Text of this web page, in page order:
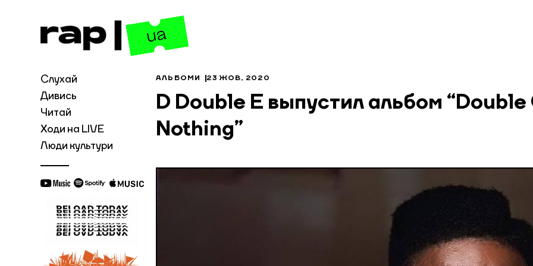
Слухай
Дивись
Читай
Ходи на LIVE
Люди культури
АЛЬБОМИ 23 ЖОВ, 2020
D Double E выпустил альбом “Double
Nothing”